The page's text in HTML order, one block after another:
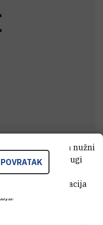
POVRATAK
od tih kolačića nužni
dok se drugi
radi
Za više informacija
.